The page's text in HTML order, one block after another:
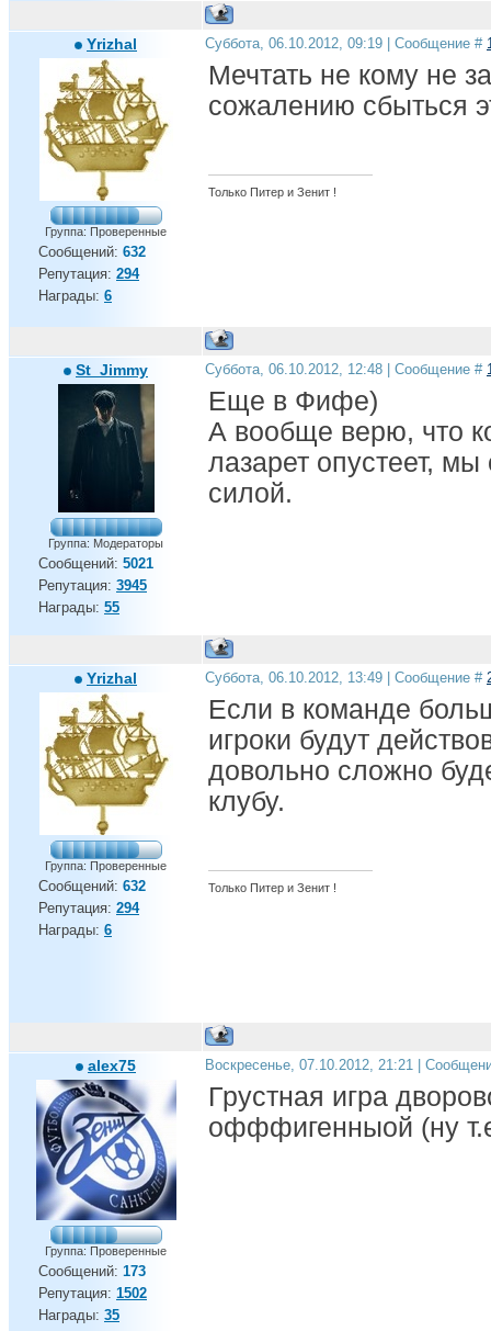
Yrizhal
Группа: Проверенные
Сообщений: 632
Репутация: 294
Награды: 6
Суббота, 06.10.2012, 09:19 | Сообщение #
Мечтать не кому не
сожалению сбыться
Только Питер и Зенит !
St_Jimmy
Группа: Модераторы
Сообщений: 5021
Репутация: 3945
Награды: 55
Суббота, 06.10.2012, 12:48 | Сообщение #
Еще в Фифе)
А вообще верю, что
лазарет опустеет,
силой.
Yrizhal
Группа: Проверенные
Сообщений: 632
Репутация: 294
Награды: 6
Суббота, 06.10.2012, 13:49 | Сообщение #
Если в команде
игроки будут
довольно сложно
клубу.
Только Питер и Зенит !
alex75
Группа: Проверенные
Сообщений: 173
Репутация: 1502
Награды: 35
Воскресенье, 07.10.2012, 21:21 |
Грустная игра
офффигенныой (ну